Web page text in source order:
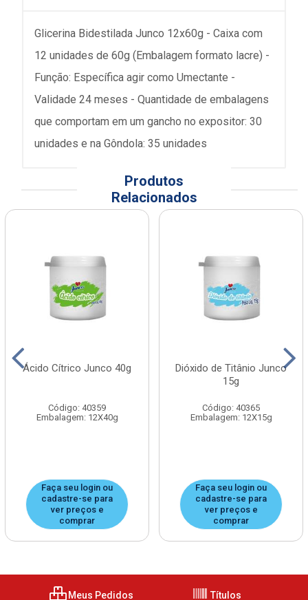
Glicerina Bidestilada Junco 12x60g - Caixa com
12 unidades de 60g (Embalagem formato lacre) -
Função: Específica agir como Umectante -
Validade 24 meses - Quantidade de embalagens
que comportam em um gancho no expositor: 30
unidades e na Gôndola: 35 unidades
Produtos
Relacionados
Ácido Cítrico Junco 40g
Código: 40359
Embalagem: 12X40g
Faça seu login ou
cadastre-se para
ver preços e
comprar
Dióxido de Titânio Junco
15g
Código: 40365
Embalagem: 12X15g
Faça seu login ou
cadastre-se para
ver preços e
comprar
Meus Pedidos Títulos